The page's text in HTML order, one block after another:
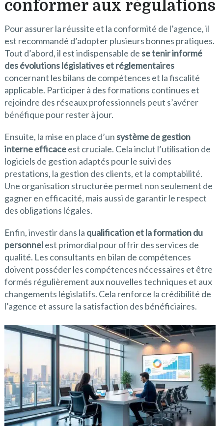
conformer aux régulations
Pour assurer la réussite et la conformité de l’agence, il
est recommandé d’adopter plusieurs bonnes pratiques.
Tout d’abord, il est indispensable dese tenir informé
des évolutions législatives et réglementaires
concernant les bilans de compétences et la fiscalité
applicable. Participer à des formations continues et
rejoindre des réseaux professionnels peut s’avérer
bénéfique pour rester à jour.
Ensuite, la mise en place d’unsystème de gestion
interne efficaceest cruciale. Cela inclut l’utilisation de
logiciels de gestion adaptés pour le suivi des
prestations, la gestion des clients, et la comptabilité.
Une organisation structurée permet non seulement de
gagner en efficacité, mais aussi de garantir le respect
des obligations légales.
Enfin, investir dans la qualification et la formation du
personnelest primordial pour offrir des services de
qualité. Les consultants en bilan de compétences
doivent posséder les compétences nécessaires et être
formés régulièrement aux nouvelles techniques et aux
changements législatifs. Cela renforce la crédibilité de
l’agence et assure la satisfaction des bénéficiaires.